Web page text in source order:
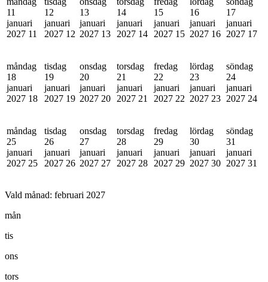
11
januari
2027 11
12
januari
2027 12
13
januari
2027 13
14
januari
2027 14
15
januari
2027 15
16
januari
2027 16
17
januari
2027 17
måndag
18
januari
2027 18
tisdag
19
januari
2027 19
onsdag
20
januari
2027 20
torsdag
21
januari
2027 21
fredag
22
januari
2027 22
lördag
23
januari
2027 23
söndag
24
januari
2027 24
måndag
25
januari
2027 25
tisdag
26
januari
2027 26
onsdag
27
januari
2027 27
torsdag
28
januari
2027 28
fredag
29
januari
2027 29
lördag
30
januari
2027 30
söndag
31
januari
2027 31
Vald månad: februari 2027
mån
tis
ons
tors